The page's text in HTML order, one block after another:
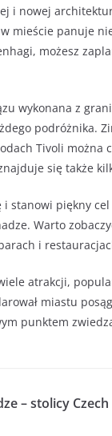
i nowej
mieście panuje
możesz
wykonana z
podróżnika.
Tivoli
się także
stanowi piękny
Warto
i
atrakcji,
miastu
punktem
– stolicy Czech